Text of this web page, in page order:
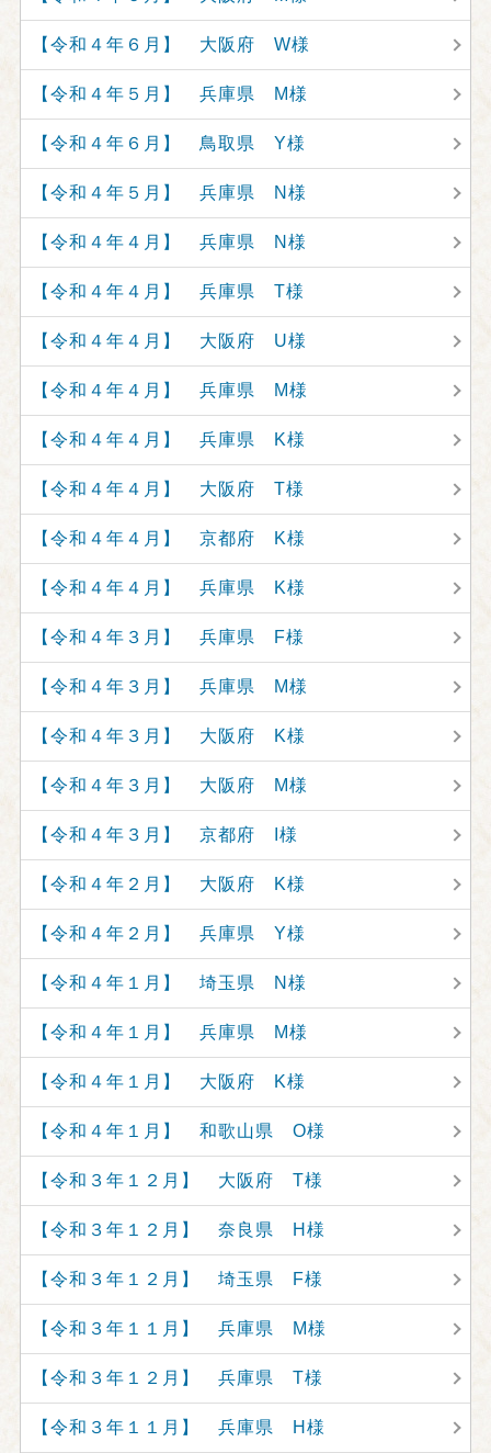
【令和４年６月】 大阪府 W様
【令和４年５月】 兵庫県 M様
【令和４年６月】 鳥取県 Y様
【令和４年５月】 兵庫県 N様
【令和４年４月】 兵庫県 N様
【令和４年４月】 兵庫県 T様
【令和４年４月】 大阪府 U様
【令和４年４月】 兵庫県 M様
【令和４年４月】 兵庫県 K様
【令和４年４月】 大阪府 T様
【令和４年４月】 京都府 K様
【令和４年４月】 兵庫県 K様
【令和４年３月】 兵庫県 F様
【令和４年３月】 兵庫県 M様
【令和４年３月】 大阪府 K様
【令和４年３月】 大阪府 M様
【令和４年３月】 京都府 I様
【令和４年２月】 大阪府 K様
【令和４年２月】 兵庫県 Y様
【令和４年１月】 埼玉県 N様
【令和４年１月】 兵庫県 M様
【令和４年１月】 大阪府 K様
【令和４年１月】 和歌山県 O様
【令和３年１２月】 大阪府 T様
【令和３年１２月】 奈良県 H様
【令和３年１２月】 埼玉県 F様
【令和３年１１月】 兵庫県 M様
【令和３年１２月】 兵庫県 T様
【令和３年１１月】 兵庫県 H様